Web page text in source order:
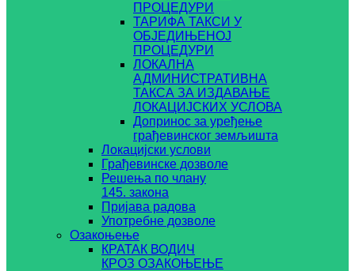
ПРОЦЕДУРИ
ТАРИФА ТАКСИ У
ОБЈЕДИЊЕНОЈ
ПРОЦЕДУРИ
ЛОКАЛНА
АДМИНИСТРАТИВНА
ТАКСА ЗА ИЗДАВАЊЕ
ЛОКАЦИЈСКИХ УСЛОВА
Допринос за уређење
грађевинског земљишта
Локацијски услови
Грађевинске дозволе
Решења по члану
145. закона
Пријава радова
Употребне дозволе
Озакоњење
КРАТАК ВОДИЧ
КРОЗ ОЗАКОЊЕЊЕ